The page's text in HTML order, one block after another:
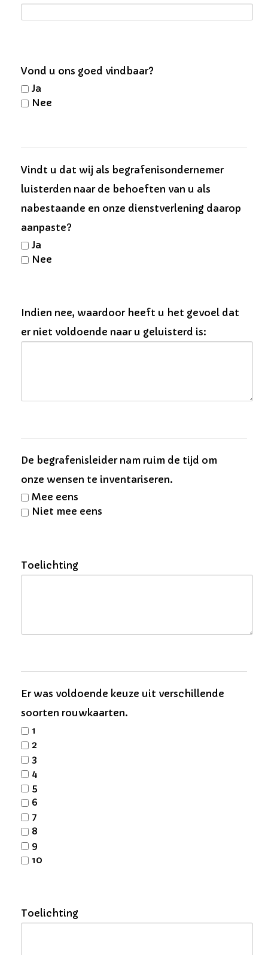
Vond u ons goed vindbaar?
Ja
Nee
Vindt u dat wij als begrafenis­ondernemer
luisterden naar de behoeften van u als
nabestaande en onze dienstverlening daarop
aanpaste?
Ja
Nee
Indien nee, waardoor heeft u het gevoel dat
er niet voldoende naar u geluisterd is:
De begrafenis­leider nam ruim de tijd om
onze wensen te inventariseren.
Mee eens
Niet mee eens
Toelichting
Er was voldoende keuze uit verschillende
soorten rouwkaarten.
1
2
3
4
5
6
7
8
9
10
Toelichting